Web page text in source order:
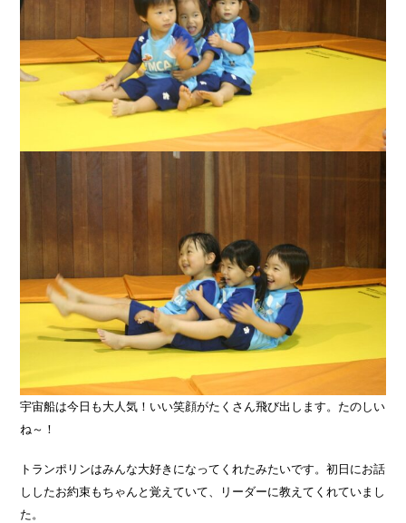
宇宙船は今日も大人気！いい笑顔がたくさん飛び出します。たのしい
ね～！
トランポリンはみんな大好きになってくれたみたいです。初日にお話
ししたお約束もちゃんと覚えていて、リーダーに教えてくれていまし
た。